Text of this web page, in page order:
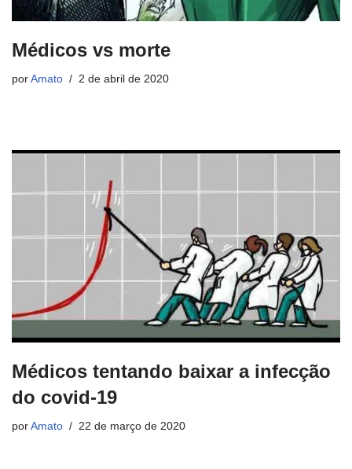
Médicos vs morte
por Amato 2 de abril de 2020
Médicos tentando baixar a infecção
do covid-19
por Amato 22 de março de 2020